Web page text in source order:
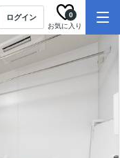
ログイン
お気に入り
0